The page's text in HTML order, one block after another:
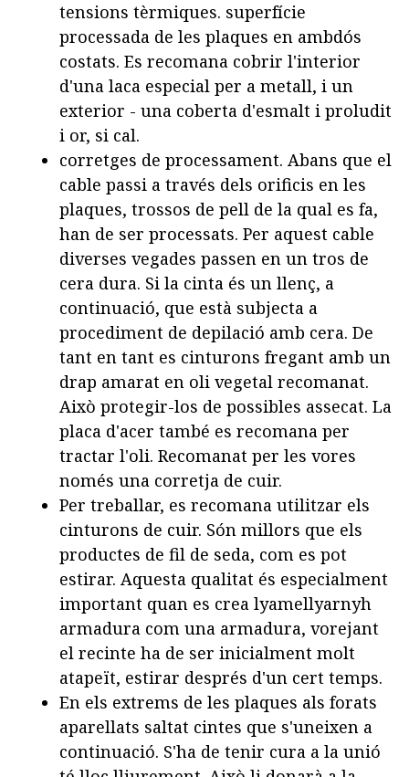
tensions tèrmiques. superfície
processada de les plaques en ambdós
costats. Es recomana cobrir l'interior
d'una laca especial per a metall, i un
exterior - una coberta d'esmalt i proludit
i or, si cal.
corretges de processament. Abans que el
cable passi a través dels orificis en les
plaques, trossos de pell de la qual es fa,
han de ser processats. Per aquest cable
diverses vegades passen en un tros de
cera dura. Si la cinta és un llenç, a
continuació, que està subjecta a
procediment de depilació amb cera. De
tant en tant es cinturons fregant amb un
drap amarat en oli vegetal recomanat.
Això protegir-los de possibles assecat. La
placa d'acer també es recomana per
tractar l'oli. Recomanat per les vores
només una corretja de cuir.
Per treballar, es recomana utilitzar els
cinturons de cuir. Són millors que els
productes de fil de seda, com es pot
estirar. Aquesta qualitat és especialment
important quan es crea lyamellyarnyh
armadura com una armadura, vorejant
el recinte ha de ser inicialment molt
atapeït, estirar després d'un cert temps.
En els extrems de les plaques als forats
aparellats saltat cintes que s'uneixen a
continuació. S'ha de tenir cura a la unió